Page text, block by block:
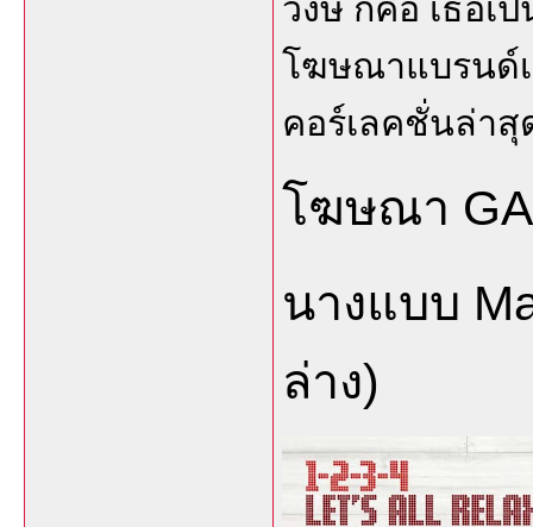
วงษ์ ก็คือ เธอเ
โฆษณาแบรนด์เ
คอร์เลคชั่นล่าสุ
โฆษณา
นางแบบ
ล่าง)